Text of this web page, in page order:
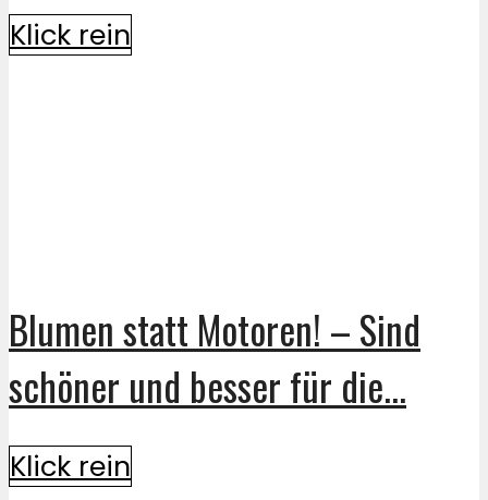
Klick rein
Blumen statt Motoren! – Sind
schöner und besser für die...
Klick rein